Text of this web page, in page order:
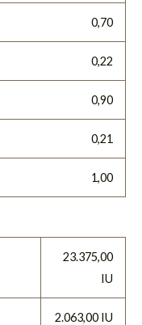
0,70
0,22
0,90
0,21
1,00
23.375,00
IU
2.063,00 IU